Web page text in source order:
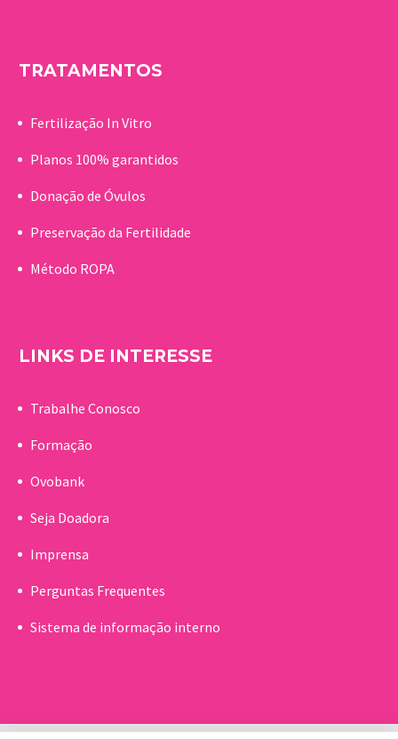
TRATAMENTOS
Fertilização In Vitro
Planos 100% garantidos
Donação de Óvulos
Preservação da Fertilidade
Método ROPA
LINKS DE INTERESSE
Trabalhe Conosco
Formação
Ovobank
Seja Doadora
Imprensa
Perguntas Frequentes
Sistema de informação interno